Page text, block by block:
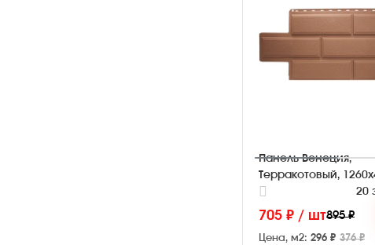
Панель Венеция,
Терракотовый,
20
705 ₽ / шт895 ₽
Цена, м2: 296 ₽ 376 ₽